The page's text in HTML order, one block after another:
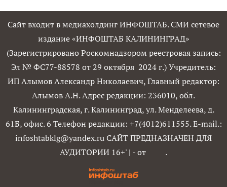
Сайт входит в медиахолдинг ИНФОШТАБ. СМИ сетевое
издание «ИНФОШТАБ КАЛИНИНГРАД»
(Зарегистрировано Роскомнадзором реестровая запись:
Эл № ФС77-88578 от 29 октября 2024 г.) Учредитель:
ИП Алымов Александр Николаевич, Главный редактор:
Алымов А.Н. Адрес редакции: 236010, обл.
Калининградская, г. Калининград, ул. Менделеева, д.
61Б, офис. 6 Телефон редакции: +7(4012)611555. E-mail.:
infoshtabklg@yandex.ru САЙТ ПРЕДНАЗНАЧЕН ДЛЯ
АУДИТОРИИ 16+' | - от .